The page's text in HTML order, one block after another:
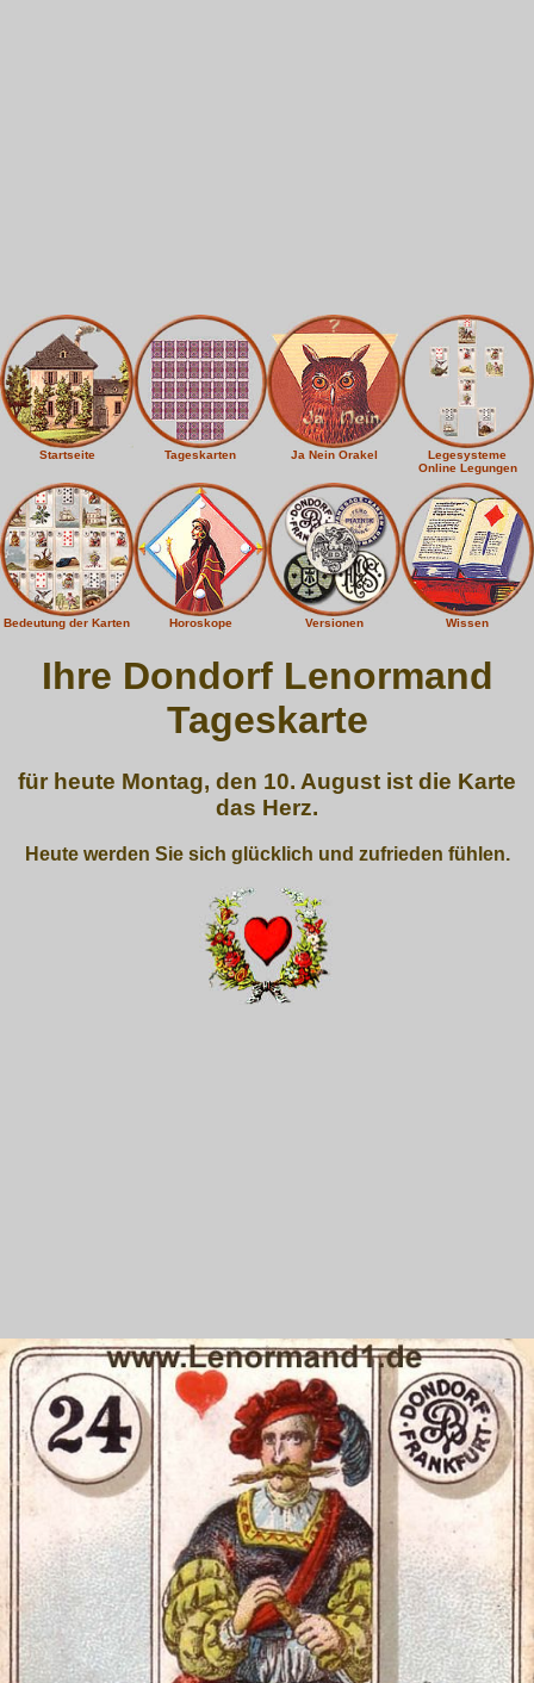
Startseite Tageskarten Ja Nein Orakel
Legesysteme
Online Legungen
Bedeutung der Karten Horoskope Versionen Wissen
Ihre Dondorf Lenormand
Tageskarte
für heute Montag, den 10. August ist die Karte
das Herz.
Heute werden Sie sich glücklich und zufrieden fühlen.